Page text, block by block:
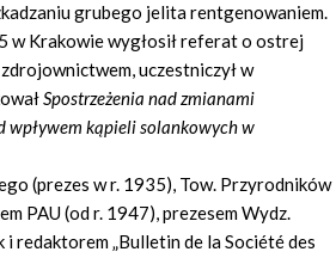
grubego jelita rentgenowaniem.
w Krakowie wygłosił referat o ostrej
uczestniczył w
Spostrzeżenia nad zmianami
kąpieli solankowych w
(prezes w r. 1935), Tow. Przyrodników
PAU (od r. 1947), prezesem Wydz.
redaktorem „Bulletin de la Société des